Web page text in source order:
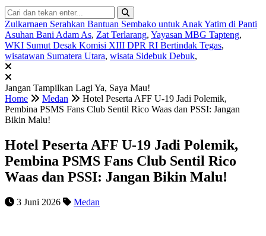
Zulkarnaen Serahkan Bantuan Sembako untuk Anak Yatim di Panti
Asuhan Bani Adam As, Zat Terlarang, Yayasan MBG Tapteng,
WKI Sumut Desak Komisi XIII DPR RI Bertindak Tegas,
wisatawan Sumatera Utara, wisata Sidebuk Debuk,
Jangan Tampilkan Lagi Ya, Saya Mau!
Home
Medan
Hotel Peserta AFF U-19 Jadi Polemik,
Pembina PSMS Fans Club Sentil Rico Waas dan PSSI: Jangan
Bikin Malu!
Hotel Peserta AFF U-19 Jadi Polemik,
Pembina PSMS Fans Club Sentil Rico
Waas dan PSSI: Jangan Bikin Malu!
3 Juni 2026 Medan